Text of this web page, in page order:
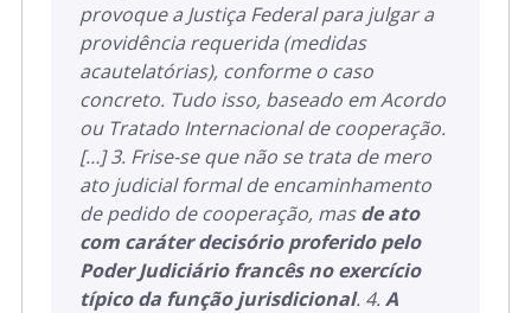
provoque a Justiça Federal para julgar a
providência requerida (medidas
acautelatórias), conforme o caso
concreto. Tudo isso, baseado em Acordo
ou Tratado Internacional de cooperação.
[…] 3. Frise-se que não se trata de mero
ato judicial formal de encaminhamento
de pedido de cooperação, masde ato
com caráter decisório proferido pelo
Poder Judiciário francês no exercício
típico da função jurisdicional. 4.A